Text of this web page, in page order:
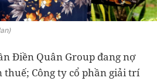
Điền Quân Group đang nợ
thuế; Công ty cổ phần giải trí